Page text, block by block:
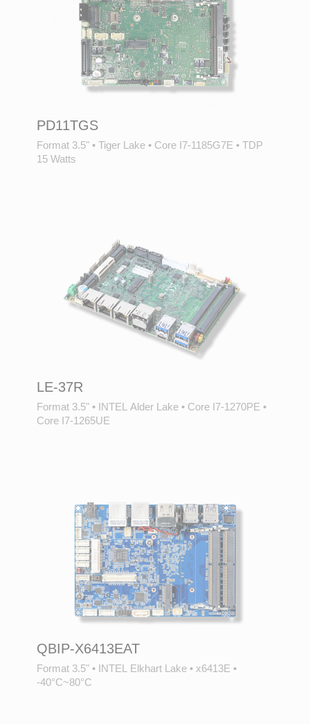
PD11TGS
Format 3.5" • Tiger Lake • Core I7-1185G7E •
15 Watts
LE-37R
Format 3.5" • INTEL Alder Lake • Core I7-1270PE •
Core I7-1265UE
QBIP-X6413EAT
Format 3.5" • INTEL Elkhart Lake • x6413E •
-40°C~80°C